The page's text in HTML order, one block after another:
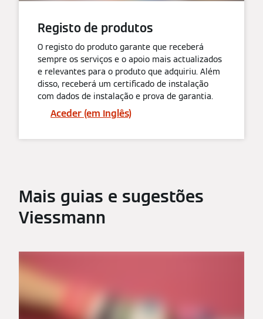
Registo de produtos
O registo do produto garante que receberá
sempre os serviços e o apoio mais actualizados
e relevantes para o produto que adquiriu. Além
disso, receberá um certificado de instalação
com dados de instalação e prova de garantia.
Aceder (em Inglês)
Mais guias e sugestões
Viessmann